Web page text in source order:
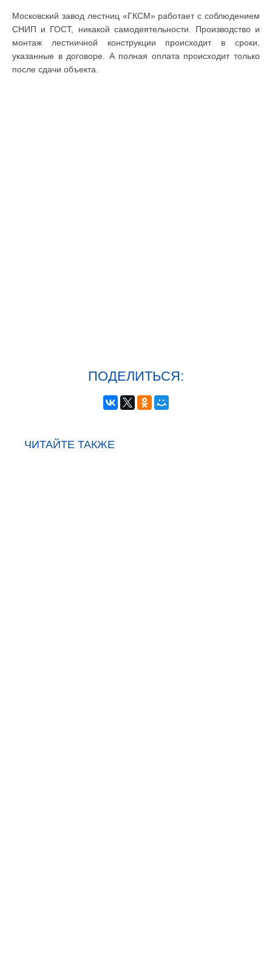
Московский завод лестниц «ГКСМ» работает с соблюдением
СНИП и ГОСТ, никакой самодеятельности. Производство и
монтаж лестничной конструкции происходит в сроки,
указанные в договоре. А полная оплата происходит только
после сдачи объекта.
ПОДЕЛИТЬСЯ:
ЧИТАЙТЕ ТАКЖЕ